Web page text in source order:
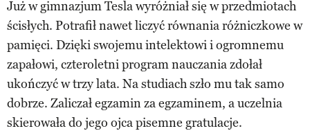
Już w gimnazjum Tesla wyróżniał się w przedmiotach
ścisłych. Potrafił nawet liczyć równania różniczkowe w
pamięci. Dzięki swojemu intelektowi i ogromnemu
zapałowi, czteroletni program nauczania zdołał
ukończyć w trzy lata. Na studiach szło mu tak samo
dobrze. Zaliczał egzamin za egzaminem, a uczelnia
skierowała do jego ojca pisemne gratulacje.